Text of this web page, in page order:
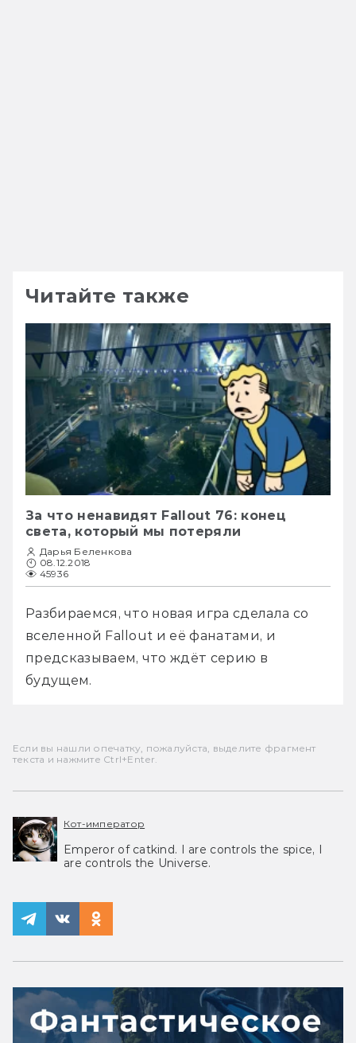
Читайте также
За что ненавидят Fallout 76: конец
света, который мы потеряли
Дарья Беленкова
08.12.2018
45936
Разбираемся, что новая игра сделала со
вселенной Fallout и её фанатами, и
предсказываем, что ждёт серию в
будущем.
Если вы нашли опечатку, пожалуйста, выделите фрагмент
текста и нажмите Ctrl+Enter.
Кот-император
Emperor of catkind. I are controls the spice, I
are controls the Universe.